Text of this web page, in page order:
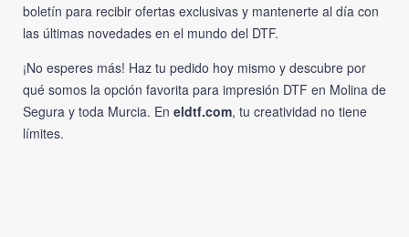
boletín para recibir ofertas exclusivas y mantenerte al día con
las últimas novedades en el mundo del DTF.
¡No esperes más! Haz tu pedido hoy mismo y descubre por
qué somos la opción favorita para impresión DTF en Molina de
Segura y toda Murcia. En eldtf.com, tu creatividad no tiene
límites.